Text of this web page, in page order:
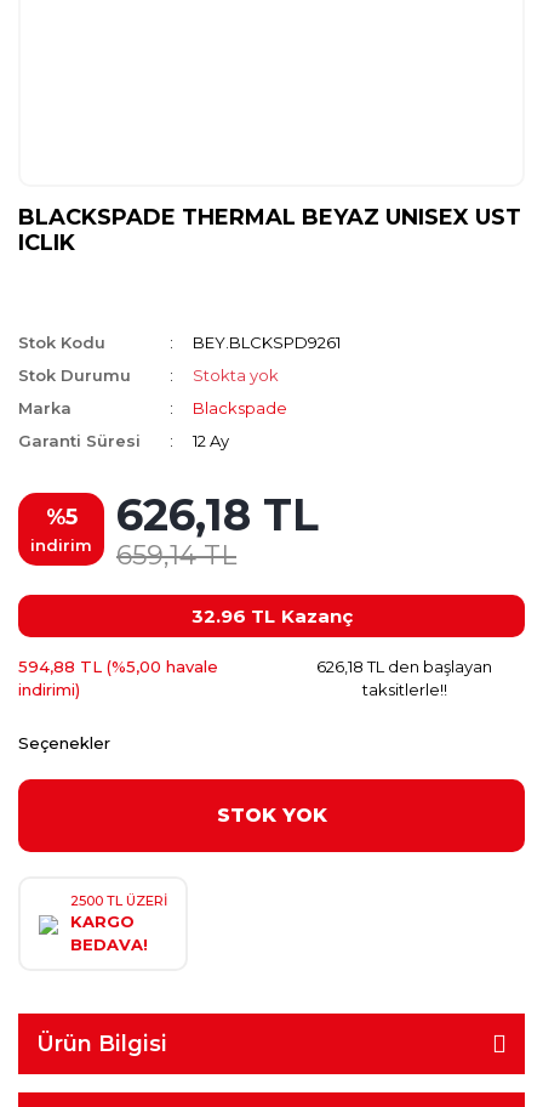
BLACKSPADE THERMAL BEYAZ UNISEX UST
ICLIK
Stok Kodu
BEY.BLCKSPD9261
Stok Durumu
Stokta yok
Marka
Blackspade
Garanti Süresi
12 Ay
%5
indirim
626,18 TL
659,14 TL
32.96 TL Kazanç
594,88 TL (%5,00 havale
indirimi)
626,18 TL den başlayan
taksitlerle!!
Seçenekler
STOK YOK
2500 TL ÜZERİ
KARGO
BEDAVA!
Ürün Bilgisi